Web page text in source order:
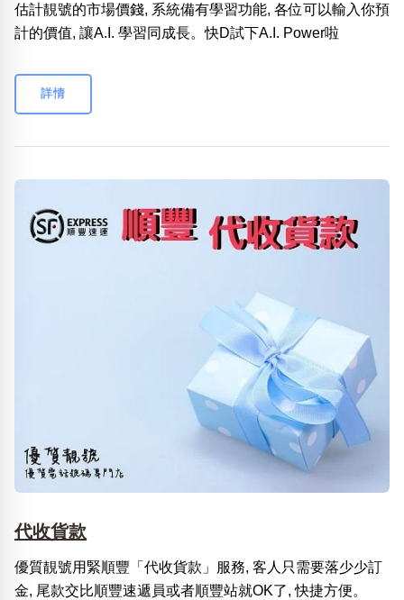
估計靚號的市場價錢, 系統備有學習功能, 各位可以輸入你預
計的價值, 讓A.I. 學習同成長。快D試下A.I. Power啦
詳情
代收貨款
優質靚號用緊順豐「代收貨款」服務, 客人只需要落少少訂
金, 尾款交比順豐速遞員或者順豐站就OK了, 快捷方便。